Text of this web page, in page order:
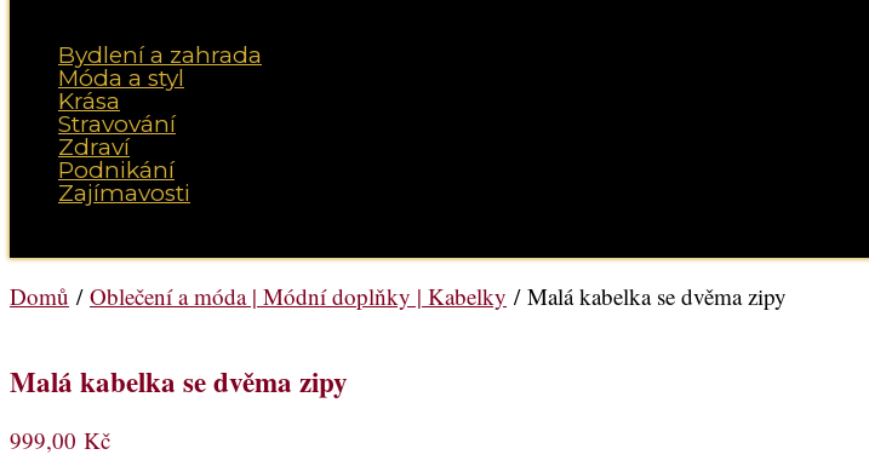
Bydlení a zahrada
Móda a styl
Krása
Stravování
Zdraví
Podnikání
Zajímavosti
Domů / Oblečení a móda | Módní doplňky | Kabelky / Malá kabelka se dvěma zipy
Malá kabelka se dvěma zipy
999,00 Kč